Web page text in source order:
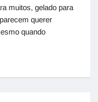
muitos, gelado para
querer
quando